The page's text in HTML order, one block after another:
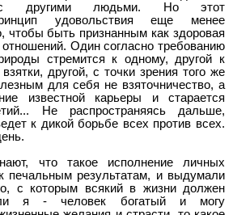
с другими людьми. Но этот
удовольствия еще менее
чтобы быть признанным как здоровая
отношений. Один согласно требованию
стремится к одному, другой к
другой, с точки зрения того же
для себя не взяточничество, а
известной карьеры и старается
Не распространяясь дальше,
к дикой борьбе всех против всех.
что такое исполнение личных
печальным результатам, и выдумали
с которым всякий в жизни должен
я - человек богатый и могу